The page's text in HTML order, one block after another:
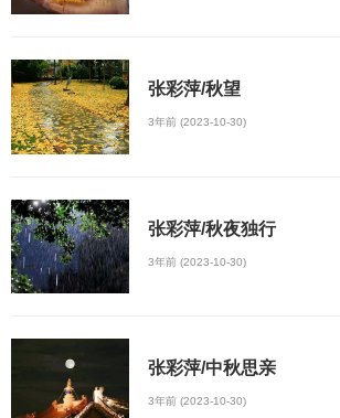
张彩萍/秋望
3年前 (2023-10-30)
张彩萍/秋夜独行
3年前 (2023-10-30)
张彩萍/中秋思亲
3年前 (2023-10-30)